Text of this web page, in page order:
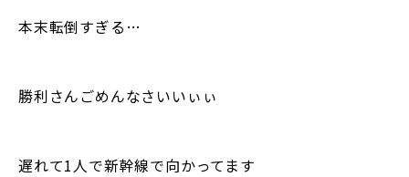
本末転倒すぎる…
勝利さんごめんなさいいぃぃ
遅れて1人で新幹線で向かってます